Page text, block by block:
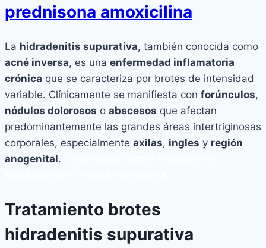
prednisona amoxicilina
La hidradenitis supurativa, también conocida como
acné inversa, es una enfermedad inflamatoria
crónica que se caracteriza por brotes de intensidad
variable. Clínicamente se manifiesta con forúnculos,
nódulos dolorosos o abscesos que afectan
predominantemente las grandes áreas intertriginosas
corporales, especialmente axilas, ingles y región
anogenital.
Tratamiento brotes
hidradenitis supurativa